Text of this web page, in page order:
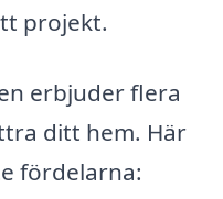
projekt.
erbjuder flera
ditt hem. Här
fördelarna: